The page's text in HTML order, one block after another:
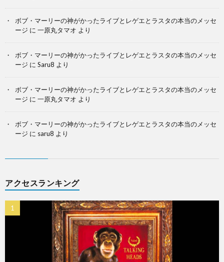
ボブ・マーリーの神がかったライブとレゲエとラスタの本当のメッセ
ージ に 一原丸タマオ より
ボブ・マーリーの神がかったライブとレゲエとラスタの本当のメッセ
ージ に Saru8 より
ボブ・マーリーの神がかったライブとレゲエとラスタの本当のメッセ
ージ に 一原丸タマオ より
ボブ・マーリーの神がかったライブとレゲエとラスタの本当のメッセ
ージ に saru8 より
アクセスランキング